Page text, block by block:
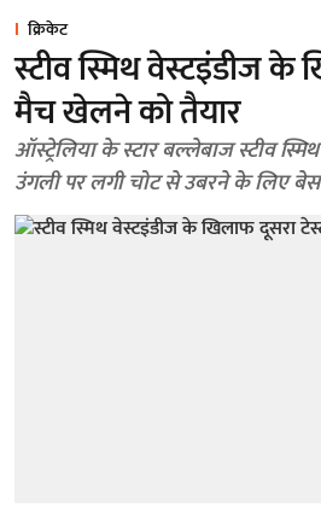
क्रिकेट
स्टीव स्मिथ वेस्टइंडीज के
मैच खेलने को तैयार
ऑस्ट्रेलिया के स्टार बल्लेबाज स्टीव
उंगली पर लगी चोट से उबरने के लिए